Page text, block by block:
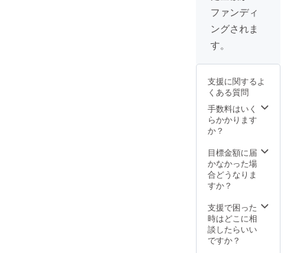
さい。
●保障期
間経過
が可能
な場合
は、ご
要望に
より有
料で修
す。
修理 保
記載内
証書の
規定に
従っ
て、当
社が修
理させ
す。修
理のご
依頼時
をご提
示くだ
さい。
●保障期
（保証
書添
付） ・
ルバッ
テリー
（20,00
0mAh/3
.7V）×1
・駆動
時間、
弱-約11
時間 ・
リガー
ケーブ
ル×1、
固定用
１個
（長さ:
約
ントパ
個​（本
体装着
済）​、
スタン
装着
済）​、
吊り下
・取扱
説明書
（保証
書添
ファンディ
ングされま
す。
支援に関するよ
くある質問
手数料はいく
らかかります
か？
目標金額に届
かなかった場
合どうなりま
すか？
支援で困った
時はどこに相
談したらいい
ですか？